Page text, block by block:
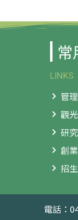
常
LINKS
管
觀
研
創
招
電話：